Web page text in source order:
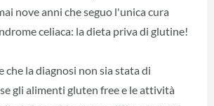
nove anni che seguo l'unica cura
celiaca: la dieta priva di glutine!
che la diagnosi non sia stata di
gli alimenti gluten free e le attività